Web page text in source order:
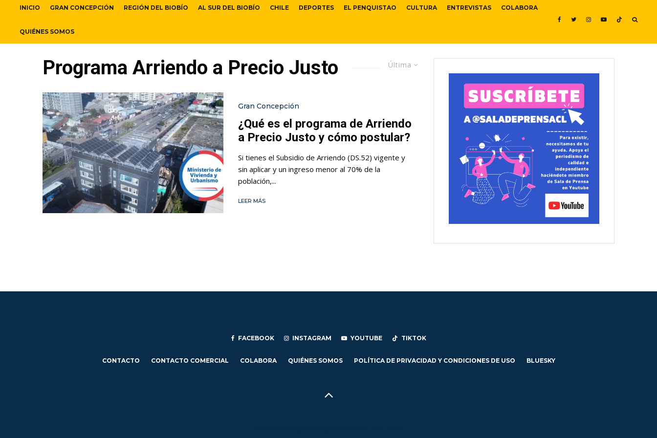
INICIO GRAN CONCEPCIÓN REGIÓN DEL BIOBÍO AL SUR DEL BIOBÍO CHILE DEPORTES EL PENQUISTAO CULTURA ENTREVISTAS COLABORA
QUIÉNES SOMOS
Última
Programa Arriendo a Precio Justo
Gran Concepción
¿Qué es el programa de Arriendo
a Precio Justo y cómo postular?
Si tienes el Subsidio de Arriendo (DS.52) vigente y
sin aplicar y un ingreso menor al 70% de la
población,...
LEER MÁS
FACEBOOK INSTAGRAM YOUTUBE TIKTOK
CONTACTO CONTACTO COMERCIAL COLABORA QUIÉNES SOMOS POLÍTICA DE PRIVACIDAD Y CONDICIONES DE USO BLUESKY